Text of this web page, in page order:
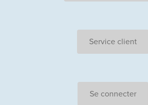
Service client
Se connecter